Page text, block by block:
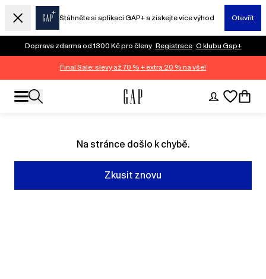
Stáhněte si aplikaci GAP+ a získejte více výhod Otevřít
Doprava zdarma od 1300 Kč pro členy Registrace O klubu Gap+
Final Sale: slevy až 70 % + extra 20 % na vše!
Na stránce došlo k chybě.
Zkusit znovu